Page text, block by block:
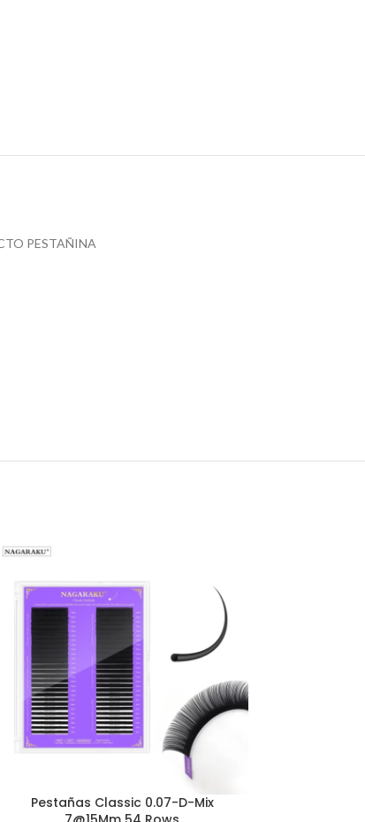
PESTAÑINA
Pestañas Classic 0.07-D-Mix